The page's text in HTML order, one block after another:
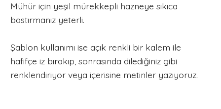
Mühür için yeşil mürekkepli hazneye sıkıca
bastırmanız yeterli.
Şablon kullanımı ise açık renkli bir kalem ile
hafifçe iz bırakıp, sonrasında dilediğiniz gibi
renklendiriyor veya içerisine metinler yazıyoruz.